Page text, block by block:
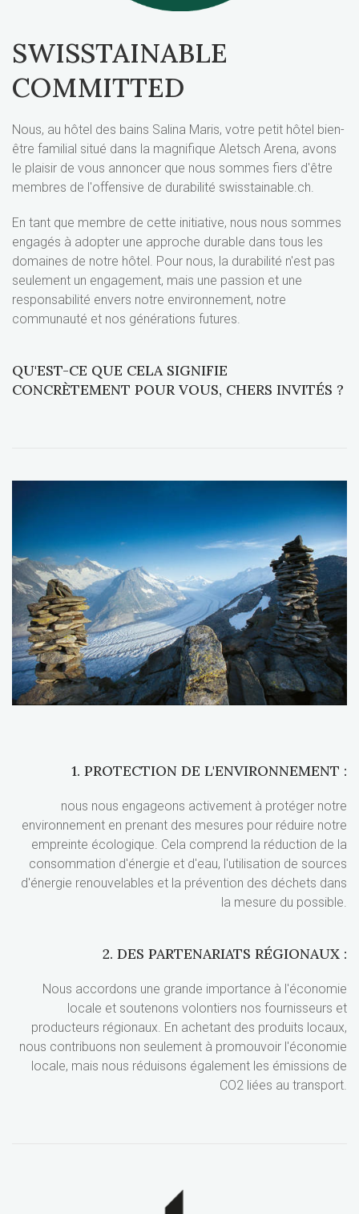
SWISSTAINABLE
COMMITTED
Nous, au hôtel des bains Salina Maris, votre petit hôtel bien-
être familial situé dans la magnifique Aletsch Arena, avons
le plaisir de vous annoncer que nous sommes fiers d'être
membres de l'offensive de durabilité swisstainable.ch.
En tant que membre de cette initiative, nous nous sommes
engagés à adopter une approche durable dans tous les
domaines de notre hôtel. Pour nous, la durabilité n'est pas
seulement un engagement, mais une passion et une
responsabilité envers notre environnement, notre
communauté et nos générations futures.
QU'EST-CE QUE CELA SIGNIFIE
CONCRÈTEMENT POUR VOUS, CHERS INVITÉS ?
1. PROTECTION DE L'ENVIRONNEMENT :
nous nous engageons activement à protéger notre
environnement en prenant des mesures pour réduire notre
empreinte écologique. Cela comprend la réduction de la
consommation d'énergie et d'eau, l'utilisation de sources
d'énergie renouvelables et la prévention des déchets dans
la mesure du possible.
2. DES PARTENARIATS RÉGIONAUX :
Nous accordons une grande importance à l'économie
locale et soutenons volontiers nos fournisseurs et
producteurs régionaux. En achetant des produits locaux,
nous contribuons non seulement à promouvoir l'économie
locale, mais nous réduisons également les émissions de
CO2 liées au transport.